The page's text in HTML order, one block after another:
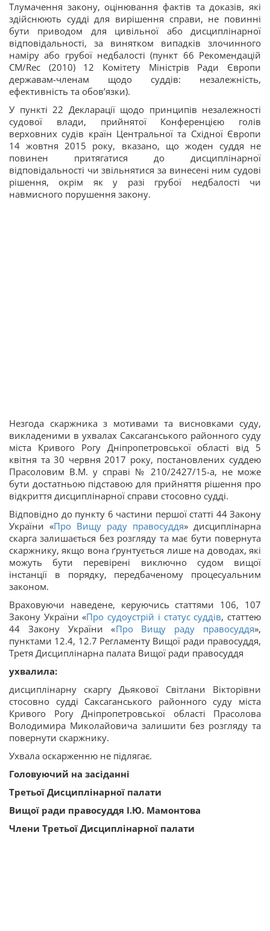
Тлумачення закону, оцінювання фактів та доказів, які
здійснюють судді для вирішення справи, не повинні
бути приводом для цивільної або дисциплінарної
відповідальності, за винятком випадків злочинного
наміру або грубої недбалості (пункт 66 Рекомендацій
CM/Rec (2010) 12 Комітету Міністрів Ради Європи
державам-членам щодо суддів: незалежність,
ефективність та обов’язки).
У пункті 22 Декларації щодо принципів незалежності
судової влади, прийнятої Конференцією голів
верховних судів країн Центральної та Східної Європи
14 жовтня 2015 року, вказано, що жоден суддя не
повинен притягатися до дисциплінарної
відповідальності чи звільнятися за винесені ним судові
рішення, окрім як у разі грубої недбалості чи
навмисного порушення закону.
Незгода скаржника з мотивами та висновками суду,
викладеними в ухвалах Саксаганського районного суду
міста Кривого Рогу Дніпропетровської області від 5
квітня та 30 червня 2017 року, постановлених суддею
Прасоловим В.М. у справі № 210/2427/15-а, не може
бути достатньою підставою для прийняття рішення про
відкриття дисциплінарної справи стосовно судді.
Відповідно до пункту 6 частини першої статті 44 Закону
України «Про Вищу раду правосуддя» дисциплінарна
скарга залишається без розгляду та має бути повернута
скаржнику, якщо вона ґрунтується лише на доводах, які
можуть бути перевірені виключно судом вищої
інстанції в порядку, передбаченому процесуальним
законом.
Враховуючи наведене, керуючись статтями 106, 107
Закону України «Про судоустрій і статус суддів, статтею
44 Закону України «Про Вищу раду правосуддя»,
пунктами 12.4, 12.7 Регламенту Вищої ради правосуддя,
Третя Дисциплінарна палата Вищої ради правосуддя
ухвалила:
дисциплінарну скаргу Дьякової Світлани Вікторівни
стосовно судді Саксаганського районного суду міста
Кривого Рогу Дніпропетровської області Прасолова
Володимира Миколайовича залишити без розгляду та
повернути скаржнику.
Ухвала оскарженню не підлягає.
Головуючий на засіданні
Третьої Дисциплінарної палати
Вищої ради правосуддя І.Ю. Мамонтова
Члени Третьої Дисциплінарної палати